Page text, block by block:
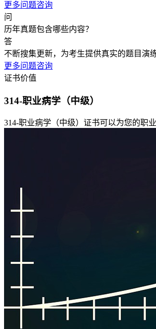
更多问题咨询
问
历年真题包含哪些内容？
答
不断搜集更新，为考生提供真实的题目演
更多问题咨询
证书价值
314-职业病学（中级）
314-职业病学（中级）证书可以为您的职